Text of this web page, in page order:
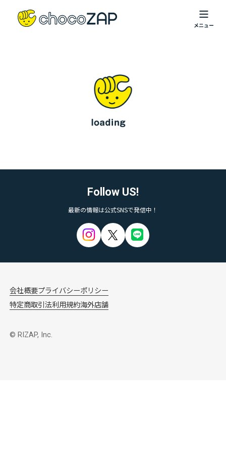
Follow US!
最新の情報は公式SNSで発信中！
会社概要プライバシーポリシー
特定商取引法利用規約海外店舗
© RIZAP, Inc.